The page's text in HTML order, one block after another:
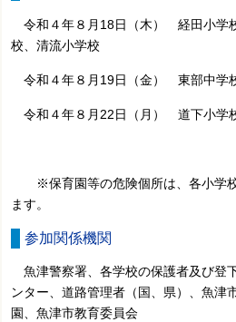
令和４年８月18日（木）経田小学
校 、清流小学校
令和４年８月19日（金）東部中学
令和４年８月22日（月） 道下小学
※保育園等の危険個所は、各小学校
ます。
参加関係機関
魚津警察署、各学校の保護者及び登
ンター、道路管理者（国、県）、魚津
園、魚津市教育委員会